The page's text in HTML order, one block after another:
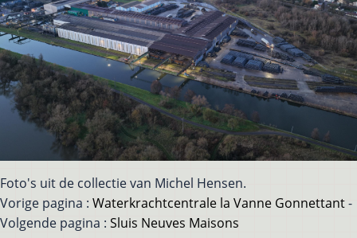
Foto's uit de collectie van Michel Hensen.
Vorige pagina : Waterkrachtcentrale la Vanne Gonnettant-
Volgende pagina : Sluis Neuves Maisons